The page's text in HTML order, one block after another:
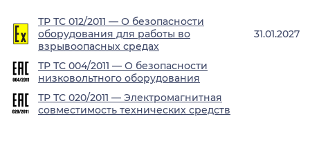
ТР ТС 012/2011 — О безопасности
оборудования для работы во
взрывоопасных средах
31.01.2027
ТР ТС 004/2011 — О безопасности
низковольтного оборудования
ТР ТС 020/2011 — Электромагнитная
совместимость технических средств